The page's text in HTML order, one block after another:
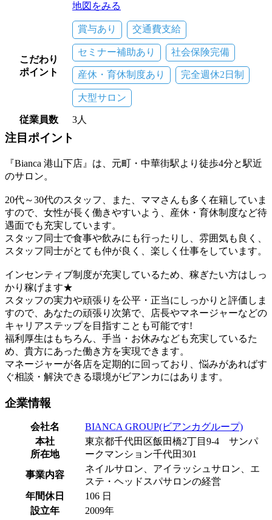
地図をみる
こだわり
ポイント
賞与あり 交通費支給
セミナー補助あり 社会保険完備
産休・育休制度あり 完全週休2日制
大型サロン
従業員数 3人
注目ポイント
『Bianca 港山下店』は、元町・中華街駅より徒歩4分と駅近
のサロン。
20代～30代のスタッフ、また、ママさんも多く在籍していま
すので、女性が長く働きやすいよう、産休・育休制度など待
遇面でも充実しています。
スタッフ同士で食事や飲みにも行ったりし、雰囲気も良く、
スタッフ同士がとても仲が良く、楽しく仕事をしています。
インセンティブ制度が充実しているため、稼ぎたい方はしっ
かり稼げます★
スタッフの実力や頑張りを公平・正当にしっかりと評価しま
すので、あなたの頑張り次第で、店長やマネージャーなどの
キャリアステップを目指すことも可能です!
福利厚生はもちろん、手当・お休みなども充実しているた
め、貴方にあった働き方を実現できます。
マネージャーが各店を定期的に回っており、悩みがあればす
ぐ相談・解決できる環境がビアンカにはあります。
企業情報
会社名
BIANCA GROUP(ビアンカグループ)
本社
所在地
東京都千代田区飯田橋2丁目9-4 サンパ
ークマンション千代田301
事業内容
ネイルサロン、アイラッシュサロン、エ
ステ・ヘッドスパサロンの経営
年間休日
106 日
設立年
2009年